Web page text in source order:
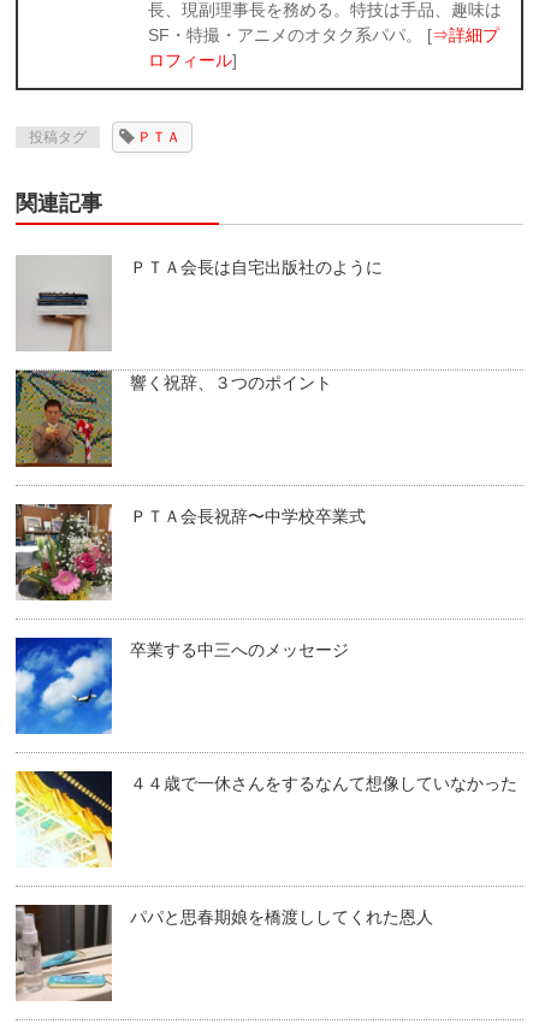
長、現副理事長を務める。特技は手品、趣味は
SF・特撮・アニメのオタク系パパ。 [⇒詳細プ
ロフィール]
投稿タグ ＰＴＡ
関連記事
ＰＴＡ会長は自宅出版社のように
響く祝辞、３つのポイント
ＰＴＡ会長祝辞〜中学校卒業式
卒業する中三へのメッセージ
４４歳で一休さんをするなんて想像していなかった
パパと思春期娘を橋渡ししてくれた恩人